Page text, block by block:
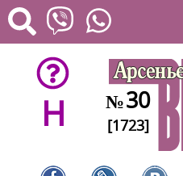
H №30
[1723]